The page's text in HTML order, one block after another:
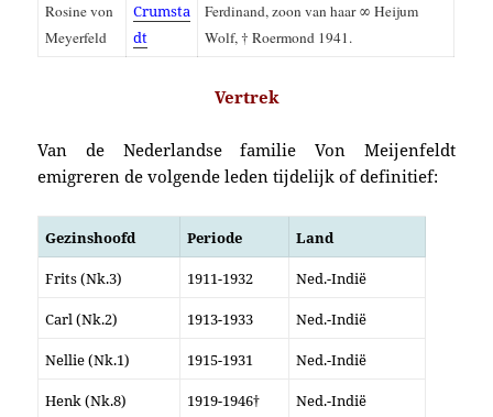
Rosine von
Meyerfeld
Crumsta
dt
Ferdinand, zoon van haar ∞ Heijum
Wolf, † Roermond 1941.
Vertrek
Van de Nederlandse familie Von Meijenfeldt
emigreren de volgende leden tijdelijk of definitief:
Gezinshoofd Periode Land
Frits (Nk.3) 1911-1932 Ned.-Indië
Carl (Nk.2) 1913-1933 Ned.-Indië
Nellie (Nk.1) 1915-1931 Ned.-Indië
Henk (Nk.8) 1919-1946† Ned.-Indië